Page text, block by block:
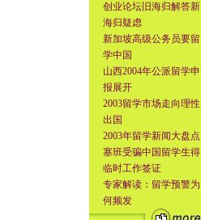
创业论坛旧海归解答新
海归疑虑
新加坡高级公务员要留
学中国
山西2004年公派留学申
报展开
2003留学市场走向理性
出国
2003年留学新闻大盘点
塞班受骗中国留学生得
临时工作签证
专家解读：留学预警为
何频发